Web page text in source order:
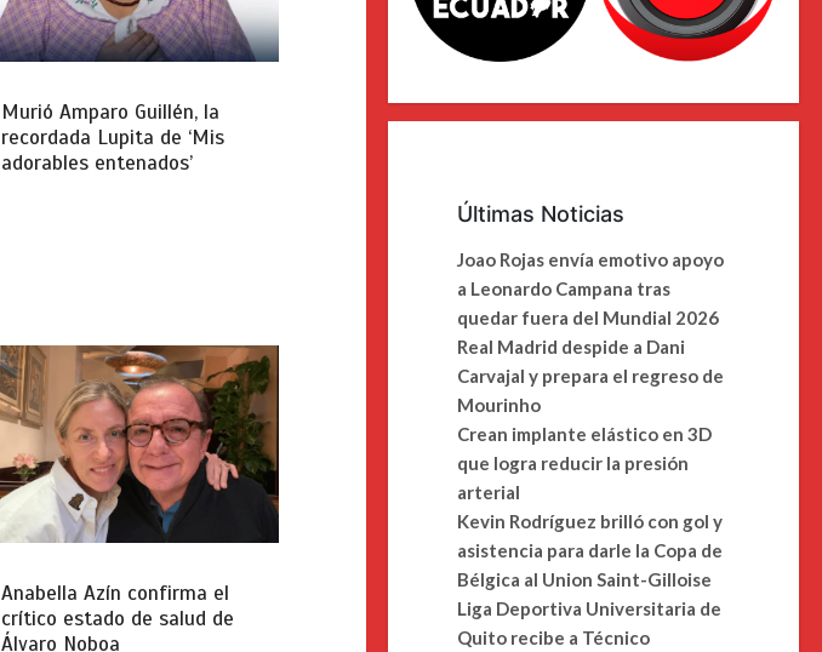
Murió Amparo Guillén, la
recordada Lupita de ‘Mis
adorables entenados’
Anabella Azín confirma el
crítico estado de salud de
Álvaro Noboa
Últimas Noticias
Joao Rojas envía emotivo apoyo
a Leonardo Campana tras
quedar fuera del Mundial 2026
Real Madrid despide a Dani
Carvajal y prepara el regreso de
Mourinho
Crean implante elástico en 3D
que logra reducir la presión
arterial
Kevin Rodríguez brilló con gol y
asistencia para darle la Copa de
Bélgica al Union Saint-Gilloise
Liga Deportiva Universitaria de
Quito recibe a Técnico